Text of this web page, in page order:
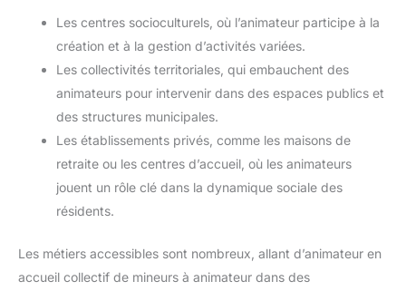
Les centres socioculturels, où l’animateur participe à la
création et à la gestion d’activités variées.
Les collectivités territoriales, qui embauchent des
animateurs pour intervenir dans des espaces publics et
des structures municipales.
Les établissements privés, comme les maisons de
retraite ou les centres d’accueil, où les animateurs
jouent un rôle clé dans la dynamique sociale des
résidents.
Les métiers accessibles sont nombreux, allant d’animateur en
accueil collectif de mineurs à animateur dans des